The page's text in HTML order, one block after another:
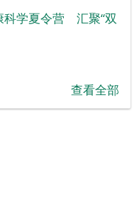
科学夏令营 汇聚“双
查看全部